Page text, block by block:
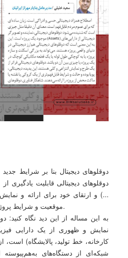
دوقلوهای دیجیتال بنا بر شرایط
دوقلوهای دیجیتالی قابلیت یادگیری
...) و ارتقای خود برای ارائه و
موقعیت و شرایط پروژه در دنیای واقعی رادارند.
به این مساله از این دید نگاه کنید:
نمایش و ظهوری از یک دارایی
کارخانه، خط تولید، پالایشگاه) است،
شبکه‌‌ای از دستگاه‌های